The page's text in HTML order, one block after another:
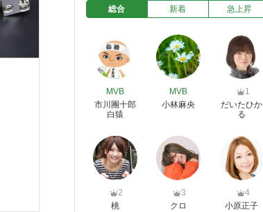
総合 新着 急上昇
MVB
市川團十郎
白猿
MVB
小林麻央
1
だいたひか
る
2
桃
3
クロ
4
小原正子